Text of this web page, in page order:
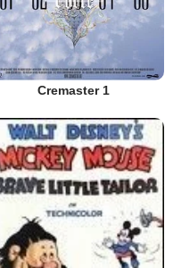
Cremaster 1